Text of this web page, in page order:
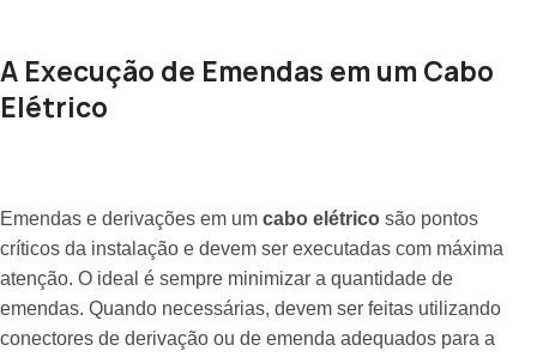
A Execução de Emendas em um Cabo
Elétrico
Emendas e derivações em um cabo elétrico são pontos
críticos da instalação e devem ser executadas com máxima
atenção. O ideal é sempre minimizar a quantidade de
emendas. Quando necessárias, devem ser feitas utilizando
conectores de derivação ou de emenda adequados para a